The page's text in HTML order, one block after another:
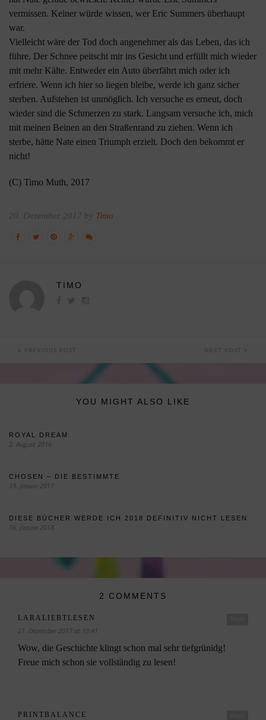
vermissen. Keiner würde wissen, wer Eric Summers überhaupt
war.
Vielleicht wäre der Tod doch angenehmer als das Leben, das ich
führe. Der Schnee peitscht mir ins Gesicht und erfüllt mich wieder
mit mehr Kälte. Entweder ein Auto überfährt mich oder ich
erfriere. Wenn ich hier so liegen bleibe, werde ich ganz sicher
sterben. Aufstehen ist unmöglich. Ich versuche es erneut, doch
wieder sind die Schmerzen zu stark. Langsam versuche ich, mich
mit meinen Beinen an den Straßenrand zu ziehen. Wenn ich
sterbe, hätte Nate einen Triumph erzielt. Doch den bekommt er
nicht!
(C) Timo Muth, 2017
20. Dezember 2017 by Timo
TIMO
PREVIOUS POST NEXT POST
YOU MIGHT ALSO LIKE
ROYAL DREAM
2. August 2016
CHOSEN – DIE BESTIMMTE
19. Januar 2017
DIESE BÜCHER WERDE ICH 2018 DEFINITIV NICHT LESEN
16. Januar 2018
2 COMMENTS
LARALIEBTLESEN
21. Dezember 2017 at 19:41
Wow, die Geschichte klingt schon mal sehr tiefgrünidg!
Freue mich schon sie vollständig zu lesen!
PRINTBALANCE